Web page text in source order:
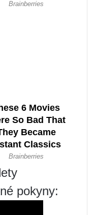
pokyny: